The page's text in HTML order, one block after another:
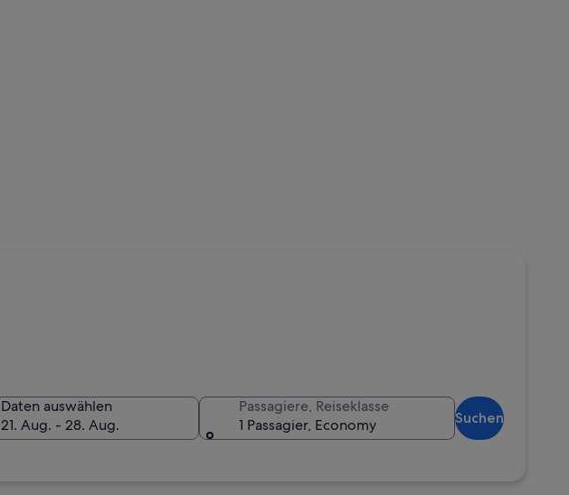
Daten auswählen
21. Aug. - 28. Aug.
Passagiere, Reiseklasse
1 Passagier, Economy
Suchen